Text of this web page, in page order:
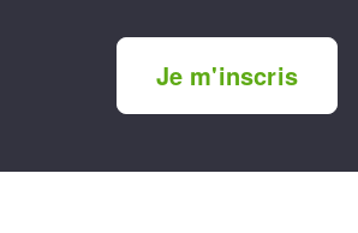
Je m'inscris